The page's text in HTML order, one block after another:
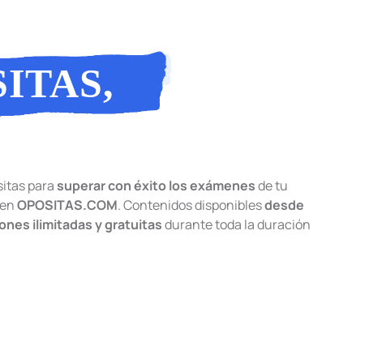
para superar con éxito los exámenesde tu
OPOSITAS.COM. Contenidos disponiblesdesde
ilimitadas y gratuitasdurante toda la duración